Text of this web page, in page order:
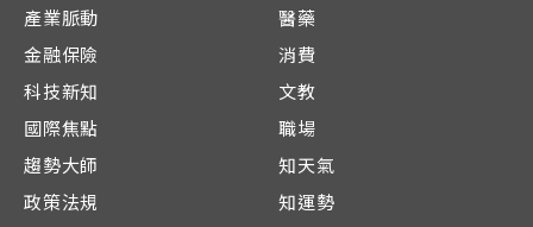
產業脈動
金融保險
科技新知
國際焦點
趨勢大師
政策法規
醫藥
消費
文教
職場
知天氣
知運勢